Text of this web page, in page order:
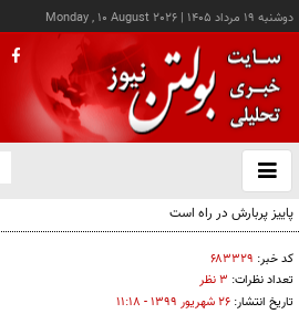
دوشنبه ۱۹ مرداد ۱۴۰۵ |
Monday , 10 August 2026
باز
و
کد خبر: ۶۸۳۳۲۹
تعداد نظرات: ۳ نظر
تاریخ انتشار: ۲۶ شهريور ۱۳۹۹ - ۱۱:۱۸